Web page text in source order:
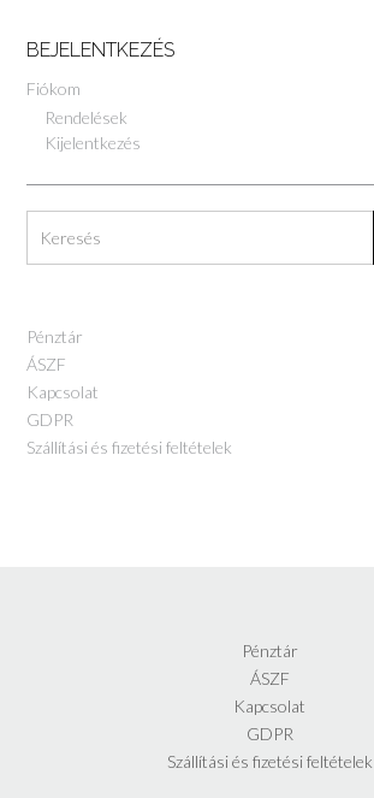
BEJELENTKEZÉS
Fiókom
Rendelések
Kijelentkezés
Pénztár
ÁSZF
Kapcsolat
GDPR
Szállítási és fizetési feltételek
Pénztár
ÁSZF
Kapcsolat
GDPR
Szállítási és fizetési feltételek